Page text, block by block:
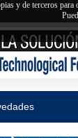
y de terceros para